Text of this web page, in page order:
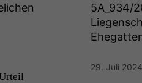
5A_934/
29. Juli 2024